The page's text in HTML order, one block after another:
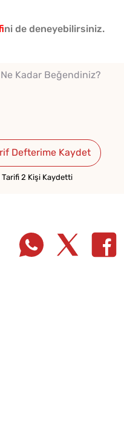
ni de deneyebilirsiniz.
Kadar Beğendiniz?
Defterime Kaydet
Tarifi 2 Kişi Kaydetti
Kaç Gün
Tek